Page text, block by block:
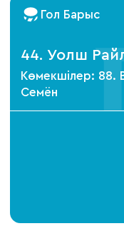
Гол Барыс
44. Уолш
Көмекшілер: 88.
Семён